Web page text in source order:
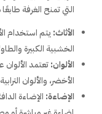
التي تمنح الغرفة
الأثاث: يتم استخدام
الخشبية الكبيرة
الألوان:تعتمد
الأخضر، والألوان
الإضاءة: الإضاءة